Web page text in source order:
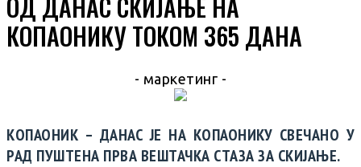
КОПАОНИКУ ТОКОМ 365 ДАНА
- маркетинг -
КОПАОНИК – ДАНАС ЈЕ НА КОПАОНИКУ СВЕЧАНО У
РАД ПУШТЕНА ПРВА ВЕШТАЧКА СТАЗА ЗА СКИЈАЊЕ.